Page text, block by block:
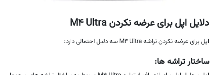
دلایل اپل برای عرضه نکردن M4 Ultra
اپل برای عرضه نکردن تراشه M4 Ultra سه دلیل احتمالی دارد:
ساختار تراشه ها: